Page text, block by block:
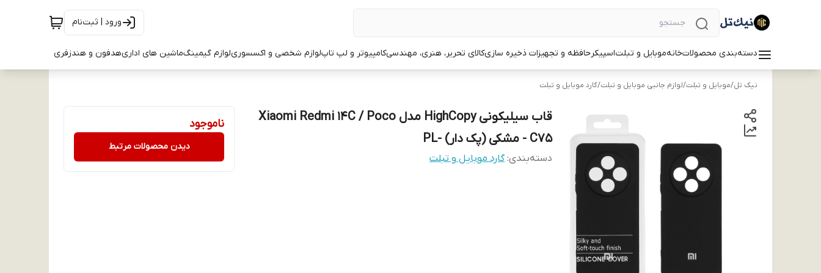
ورود | ثبت‌نام
دسته‌بندی محصولاتخانهموبایل و تبلتاسپیکرحافظه و تجهیزات ذخیره سازیکالای تحریر، هنری، مهندسیکامپیوتر و لپ تاپلوازم شخصی و اکسسوریلوازم گیمینگماشین های اداریهدفون و هندزفری
نیک تل/موبایل و تبلت/لوازم جانبی موبایل و تبلت/گارد موبایل و تبلت
قاب سیلیکونی HighCopy مدل Xiaomi Redmi 14C / Poco
C75 - مشکی (پک دار) -PL
دسته‌بندی:گارد موبایل و تبلت
ناموجود
دیدن محصولات مرتبط